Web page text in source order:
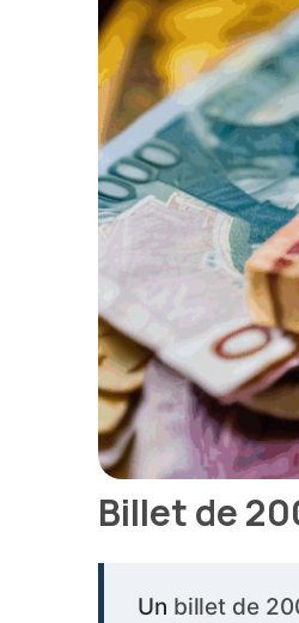
Billet de
Un billet de